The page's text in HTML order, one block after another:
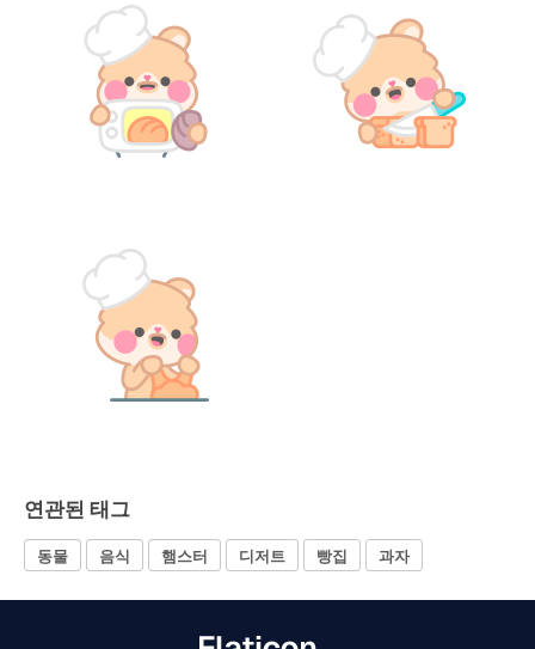
연관된 태그
동물 음식 햄스터 디저트 빵집 과자